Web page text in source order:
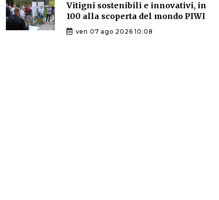
Vitigni sostenibili e innovativi, in
100 alla scoperta del mondo PIWI
ven 07 ago 2026 10:08